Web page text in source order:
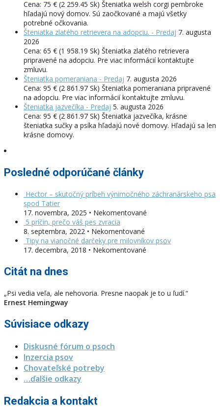
Cena: 75 € (2 259.45 Sk) Šteniatka welsh corgi pembroke
hľadajú nový domov. Sú zaočkované a majú všetky
potrebné očkovania.
Šteniatka zlatého retrievera na adopciu. - Predaj 7. augusta
2026
Cena: 65 € (1 958.19 Sk) Šteniatka zlatého retrievera
pripravené na adopciu. Pre viac informácií kontaktujte
zmluvu.
Šteniatka pomeraniana - Predaj 7. augusta 2026
Cena: 95 € (2 861.97 Sk) Šteniatka pomeraniana pripravené
na adopciu. Pre viac informácií kontaktujte zmluvu.
Šteniatka jazvečíka - Predaj 5. augusta 2026
Cena: 95 € (2 861.97 Sk) Šteniatka jazvečíka, krásne
šteniatka sučky a psíka hľadajú nové domovy. Hľadajú sa len
krásne domovy.
Posledné odporúčané články
Hector – skutočný príbeh výnimočného záchranárskeho psa
spod Tatier
17. novembra, 2025 • Nekomentované
5 príčin, prečo váš pes zvracia
8. septembra, 2022 • Nekomentované
Tipy na vianočné darčeky pre milovníkov psov
17. decembra, 2018 • Nekomentované
Citát na dnes
„Psi vedia veľa, ale nehovoria. Presne naopak je to u ľudí.“
Ernest Hemingway
Súvisiace odkazy
Diskusné fórum o psoch
Inzercia psov
Chovateľské potreby
…ďalšie odkazy
Redakcia a kontakt